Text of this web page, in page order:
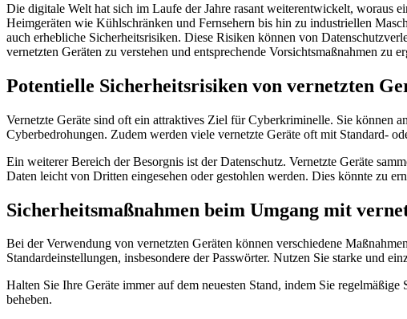
Die digitale Welt hat sich im Laufe der Jahre rasant weiterentwickelt, woraus
Heimgeräten wie Kühlschränken und Fernsehern bis hin zu industriellen
auch erhebliche Sicherheitsrisiken. Diese Risiken können von
vernetzten Geräten zu verstehen und entsprechende Vorsichtsmaßnahmen zu
Potentielle Sicherheitsrisiken von vernetzten
Vernetzte Geräte sind oft ein attraktives Ziel für Cyberkriminelle. Sie
Cyberbedrohungen. Zudem werden viele vernetzte Geräte oft mit Standard-
Ein weiterer Bereich der Besorgnis ist der Datenschutz. Vernetzte Geräte
Daten leicht von Dritten eingesehen oder gestohlen werden. Dies könnte zu
Sicherheitsmaßnahmen beim Umgang mit
Bei der Verwendung von vernetzten Geräten können verschiedene
Standardeinstellungen, insbesondere der Passwörter. Nutzen Sie starke und
Halten Sie Ihre Geräte immer auf dem neuesten Stand, indem Sie
beheben.